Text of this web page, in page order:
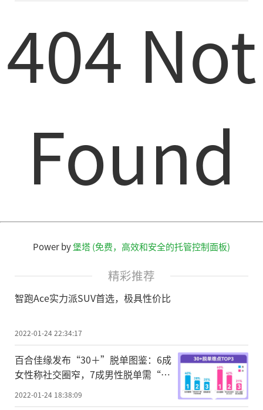
404 Not
Found
Power by堡塔 (免费，高效和安全的托管控制面板)
精彩推荐
智跑Ace实力派SUV首选，极具性价比
2022-01-24 22:34:17
百合佳缘发布“30＋”脱单图鉴：6成
女性称社交圈窄，7成男性脱单需“努
力挣钱”
2022-01-24 18:38:09